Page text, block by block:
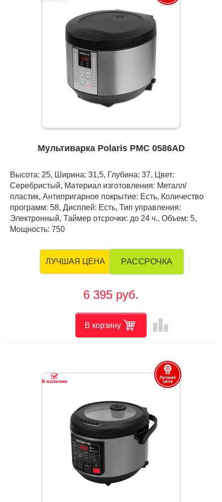
Мультиварка Polaris PMC 0586AD
Высота: 25, Ширина: 31,5, Глубина: 37, Цвет:
Серебристый, Материал изготовления: Металл/
пластик, Антипригарное покрытие: Есть, Количество
программ: 58, Дисплей: Есть, Тип управления:
Электронный, Таймер отсрочки: до 24 ч., Объем: 5,
Мощность: 750
ЛУЧШАЯ ЦЕНА РАССРОЧКА
6 395 руб.
В корзину leaderboard